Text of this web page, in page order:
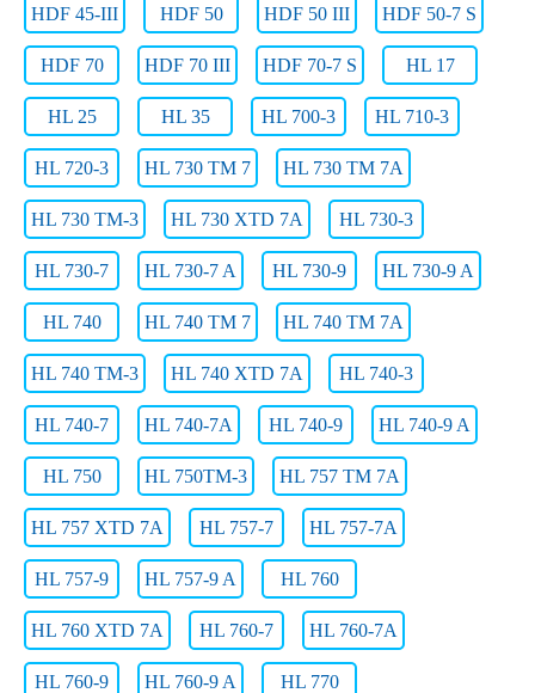
HDF 45-III HDF 50 HDF 50 III HDF 50-7 S
HDF 70 HDF 70 III HDF 70-7 S HL 17
HL 25 HL 35 HL 700-3 HL 710-3
HL 720-3 HL 730 TM 7 HL 730 TM 7A
HL 730 TM-3 HL 730 XTD 7A HL 730-3
HL 730-7 HL 730-7 A HL 730-9 HL 730-9 A
HL 740 HL 740 TM 7 HL 740 TM 7A
HL 740 TM-3 HL 740 XTD 7A HL 740-3
HL 740-7 HL 740-7A HL 740-9 HL 740-9 A
HL 750 HL 750TM-3 HL 757 TM 7A
HL 757 XTD 7A HL 757-7 HL 757-7A
HL 757-9 HL 757-9 A HL 760
HL 760 XTD 7A HL 760-7 HL 760-7A
HL 760-9 HL 760-9 A HL 770